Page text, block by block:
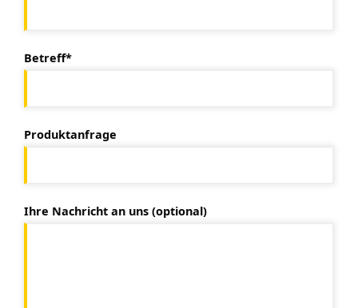
Betreff*
Produktanfrage
Ihre Nachricht an uns (optional)